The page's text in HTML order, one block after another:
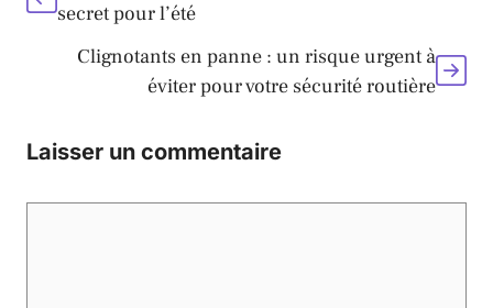
secret pour l’été
Clignotants en panne : un risque urgent à
éviter pour votre sécurité routière
Laisser un commentaire